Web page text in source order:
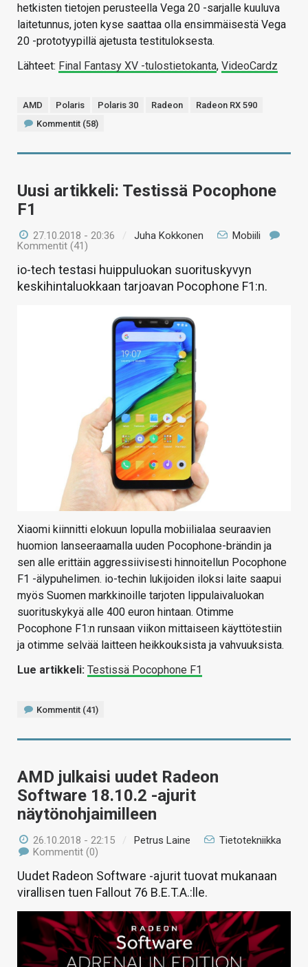
hetkisten tietojen perusteella Vega 20 -sarjalle kuuluva
laitetunnus, joten kyse saattaa olla ensimmäisestä Vega
20 -prototyypillä ajetusta testituloksesta.
Lähteet: Final Fantasy XV -tulostietokanta, VideoCardz
AMD Polaris Polaris 30 Radeon
Radeon RX 590
Kommentit (58)
Uusi artikkeli: Testissä Pocophone
F1
27.10.2018 - 20:36 / Juha Kokkonen
Mobiili
Kommentit (41)
io-tech testasi huippuluokan suorituskyvyn
keskihintaluokkaan tarjoavan Pocophone F1:n.
Xiaomi kiinnitti elokuun lopulla mobiilialaa seuraavien
huomion lanseeraamalla uuden Pocophone-brändin ja
sen alle erittäin aggressiivisesti hinnoitellun Pocophone
F1 -älypuhelimen. io-techin lukijoiden iloksi laite saapui
myös Suomen markkinoille tarjoten lippulaivaluokan
suorituskykyä alle 400 euron hintaan. Otimme
Pocophone F1:n runsaan viikon mittaiseen käyttötestiin
ja otimme selvää laitteen heikkouksista ja vahvuuksista.
Lue artikkeli: Testissä Pocophone F1
Kommentit (41)
AMD julkaisi uudet Radeon
Software 18.10.2 -ajurit
näytönohjaimilleen
26.10.2018 - 22:15 / Petrus Laine
Tietotekniikka
Kommentit (0)
Uudet Radeon Software -ajurit tuovat mukanaan
virallisen tuen Fallout 76 B.E.T.A.:lle.